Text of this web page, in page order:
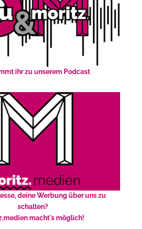
ihr zu unserem Podcast
deine Werbung über uns zu
schalten?
macht's möglich!